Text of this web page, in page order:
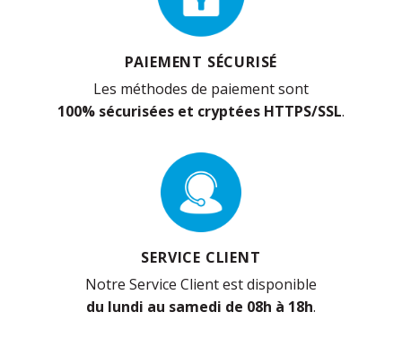
PAIEMENT SÉCURISÉ
Les méthodes de paiement sont
100% sécurisées et cryptées HTTPS/SSL.
SERVICE CLIENT
Notre Service Client est disponible
du lundi au samedi de 08h à 18h.